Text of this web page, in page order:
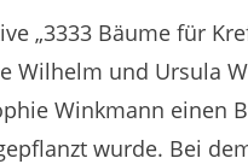
„3333 Bäume für
Wilhelm und Ursula
Winkmann einen
wurde. Bei